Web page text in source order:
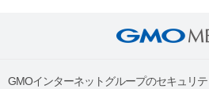
GMOインターネットグループのセキュリ